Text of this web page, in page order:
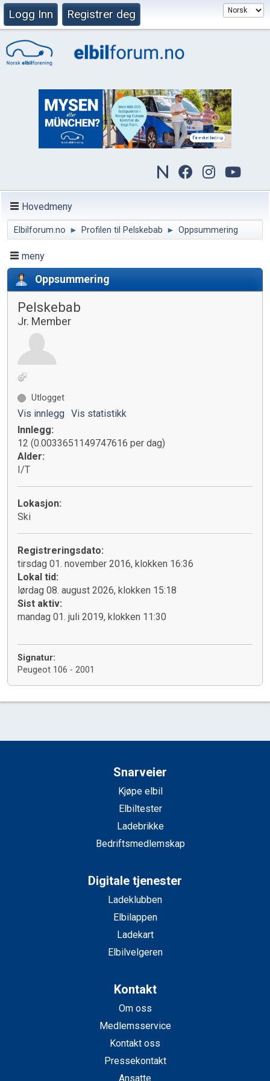
Logg Inn Registrer deg
Hovedmeny
Elbilforum.no ► Profilen til Pelskebab ► Oppsummering
meny
Oppsummering
Pelskebab
Jr. Member
Utlogget
Vis innlegg Vis statistikk
Innlegg:
12 (0.0033651149747616 per dag)
Alder:
I/T
Lokasjon:
Ski
Registreringsdato:
tirsdag 01. november 2016, klokken 16:36
Lokal tid:
lørdag 08. august 2026, klokken 15:18
Sist aktiv:
mandag 01. juli 2019, klokken 11:30
Signatur:
Peugeot 106 - 2001
Snarveier
Kjøpe elbil
Elbiltester
Ladebrikke
Bedriftsmedlemskap
Digitale tjenester
Ladeklubben
Elbilappen
Ladekart
Elbilvelgeren
Kontakt
Om oss
Medlemsservice
Kontakt oss
Pressekontakt
Ansatte